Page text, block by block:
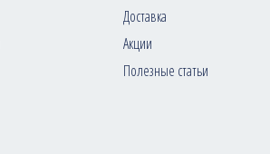
Доставка
Акции
Полезные статьи